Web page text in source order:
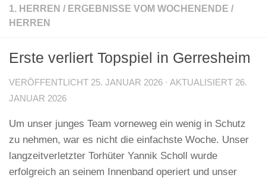
1. HERREN / ERGEBNISSE VOM WOCHENENDE /
HERREN
Erste verliert Topspiel in Gerresheim
VERÖFFENTLICHT 25. JANUAR 2026 · AKTUALISIERT 26.
JANUAR 2026
Um unser junges Team vorneweg ein wenig in Schutz
zu nehmen, war es nicht die einfachste Woche. Unser
langzeitverletzter Torhüter Yannik Scholl wurde
erfolgreich an seinem Innenband operiert und unser